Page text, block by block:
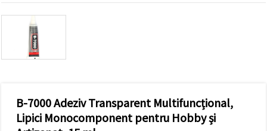
vizitele.
Puteți fi de
acord să
toate
site!" Sau să
vă indicați
preferințele
în setări
B-7000 Adeziv Transparent Multifuncțional,
Lipici Monocomponent pentru Hobby și